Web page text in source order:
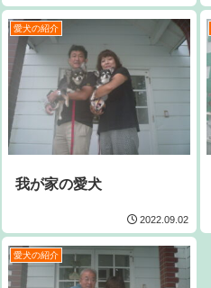
愛犬の紹介
我が家の愛犬
2022.09.02
愛犬の紹介